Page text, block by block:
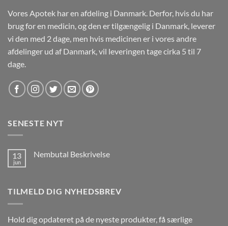
Vores Apotek har en afdeling i Danmark. Derfor, hvis du har
brug for en medicin, og den er tilgængelig i Danmark, leverer
vi den med 2 dage, men hvis medicinen er i vores andre
afdelinger ud af Danmark, vil leveringen tage cirka 5 til 7
dage.
SENESTE NYT
13
jun
Nembutal Beskrivelse
Beskrivelse
TILMELD DIG NYHEDSBREV
Hold dig opdateret på de nyeste produkter, få særlige